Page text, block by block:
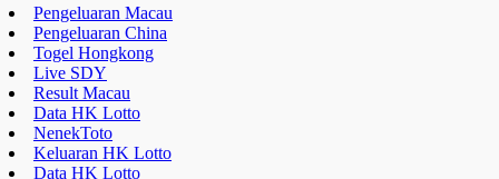
Pengeluaran Macau
Pengeluaran China
Togel Hongkong
Live SDY
Result Macau
Data HK Lotto
NenekToto
Keluaran HK Lotto
Data HK Lotto